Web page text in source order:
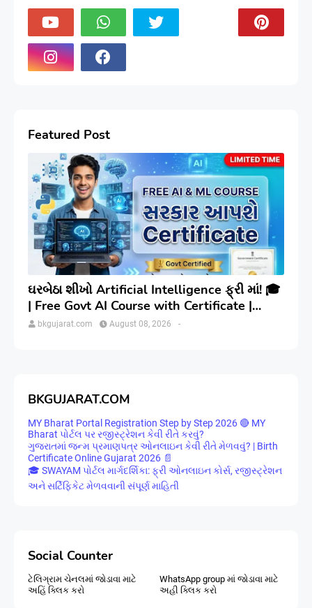
Featured Post
ઘરબેઠા શીખો Artificial Intelligence ફ્રી માં! 🎓
| Free Govt AI Course with Certificate |
Step-by-Step
bkgujarat.com -
August 08, 2026
BKGUJARAT.COM
MY Bharat Portal Registration Step by Step 2026 🔴 MY
Bharat પોર્ટલ પર રજીસ્ટ્રેશન કેવી રીતે કરવું?
ગુજરાતમાં જન્મ પ્રમાણપત્ર ઓનલાઇન કેવી રીતે મેળવવું? | Birth
Certificate Online Gujarat 2026 📄
🎓 SWAYAM પોર્ટલ માર્ગદર્શિકા: ફ્રી ઓનલાઇન કોર્સ, રજીસ્ટ્રેશન
અને સર્ટિફિકેટ મેળવવાની સંપૂર્ણ માહિતી
Social Counter
ટેલિગ્રામ ચેનલમાં જોડાવા માટે
અહિં ક્લિક કરો
WhatsApp group માં જોડાવા માટે
અહી ક્લિક કરો